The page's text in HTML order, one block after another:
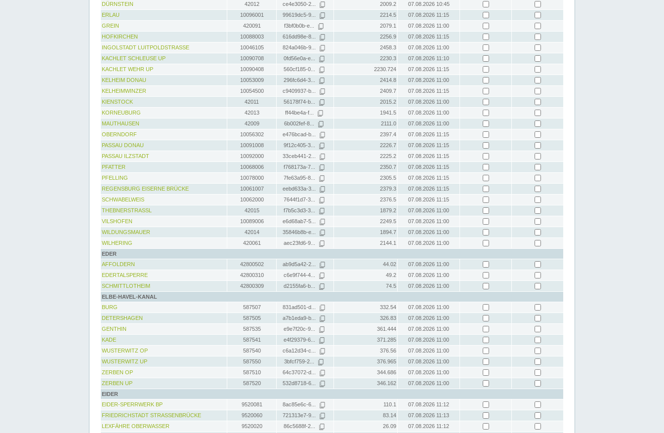
DÜRNSTEIN
42012 ce4e3050-2... 2009.2
07.08.2026 10:45
ERLAU
10096001 99619dc5-9... 2214.5
07.08.2026 11:15
GREIN
420091 f3bf0b0b-e... 2079.1
07.08.2026 11:00
HOFKIRCHEN
10088003 616dd98e-8... 2256.9
07.08.2026 11:15
INGOLSTADT LUITPOLDSTRASSE
10046105 824a046b-9... 2458.3
07.08.2026 11:00
KACHLET SCHLEUSE UP
10090708 0fd56e0a-e... 2230.3
07.08.2026 11:10
KACHLET WEHR UP
10090408 560cf185-0... 2230.724
07.08.2026 11:15
KELHEIM DONAU
10053009 296fc6d4-3... 2414.8
07.08.2026 11:00
KELHEIMWINZER
10054500 c9409937-b... 2409.7
07.08.2026 11:15
KIENSTOCK
42011 56178f74-b... 2015.2
07.08.2026 11:00
KORNEUBURG
42013 ff44be4a-f... 1941.5
07.08.2026 11:00
MAUTHAUSEN
42009 6b002fef-8... 2111.0
07.08.2026 11:00
OBERNDORF
10056302 e476bcad-b... 2397.4
07.08.2026 11:15
PASSAU DONAU
10091008 9f12c405-3... 2226.7
07.08.2026 11:15
PASSAU ILZSTADT
10092000 33ceb441-2... 2225.2
07.08.2026 11:15
PFATTER
10068006 f768173a-7... 2350.7
07.08.2026 11:15
PFELLING
10078000 7fe63a95-8... 2305.5
07.08.2026 11:15
REGENSBURG EISERNE BRÜCKE
10061007 eebd633a-3... 2379.3
07.08.2026 11:15
SCHWABELWEIS
10062000 7644f1d7-3... 2376.5
07.08.2026 11:15
THEBNERSTRASSL
42015 f7b5c3d3-3... 1879.2
07.08.2026 11:00
VILSHOFEN
10089006 e6d68ab7-5... 2249.5
07.08.2026 11:00
WILDUNGSMAUER
42014 35846b8b-e... 1894.7
07.08.2026 11:00
WILHERING
420061 aec23fd6-9... 2144.1
07.08.2026 11:00
EDER
AFFOLDERN
42800502 ab9d5a42-2... 44.02
07.08.2026 11:00
EDERTALSPERRE
42800310 c6e9f744-4... 49.2
07.08.2026 11:00
SCHMITTLOTHEIM
42800309 d2155fa6-b... 74.5
07.08.2026 11:00
ELBE-HAVEL-KANAL
BURG
587507 831ad501-d... 332.54
07.08.2026 11:00
DETERSHAGEN
587505 a7b1eda9-b... 326.83
07.08.2026 11:00
GENTHIN
587535 e9e7f20c-9... 361.444
07.08.2026 11:00
KADE
587541 e4f29379-6... 371.285
07.08.2026 11:00
WUSTERWITZ OP
587540 c6a12d34-c... 376.56
07.08.2026 11:00
WUSTERWITZ UP
587550 3bfcf759-2... 376.965
07.08.2026 11:00
ZERBEN OP
587510 64c37072-d... 344.686
07.08.2026 11:00
ZERBEN UP
587520 532d8718-6... 346.162
07.08.2026 11:00
EIDER
EIDER-SPERRWERK BP
9520081 8ac85e6c-6... 110.1
07.08.2026 11:12
FRIEDRICHSTADT STRASSENBRÜCKE
9520060 721313e7-9... 83.14
07.08.2026 11:13
LEXFÄHRE OBERWASSER
9520020 86c5688f-2... 26.09
07.08.2026 11:12